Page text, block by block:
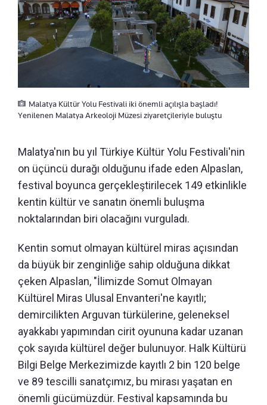
Malatya Kültür Yolu Festivali iki önemli açılışla başladı!
Yenilenen Malatya Arkeoloji Müzesi ziyaretçileriyle buluştu
Malatya'nın bu yıl Türkiye Kültür Yolu Festivali'nin
on üçüncü durağı olduğunu ifade eden Alpaslan,
festival boyunca gerçekleştirilecek 149 etkinlikle
kentin kültür ve sanatın önemli buluşma
noktalarından biri olacağını vurguladı.
Kentin somut olmayan kültürel miras açısından
da büyük bir zenginliğe sahip olduğuna dikkat
çeken Alpaslan, "İlimizde Somut Olmayan
Kültürel Miras Ulusal Envanteri'ne kayıtlı;
demircilikten Arguvan türkülerine, geleneksel
ayakkabı yapımından cirit oyununa kadar uzanan
çok sayıda kültürel değer bulunuyor. Halk Kültürü
Bilgi Belge Merkezimizde kayıtlı 2 bin 120 belge
ve 89 tescilli sanatçımız, bu mirası yaşatan en
önemli gücümüzdür. Festival kapsamında bu